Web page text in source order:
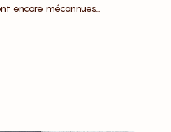
encore méconnues...